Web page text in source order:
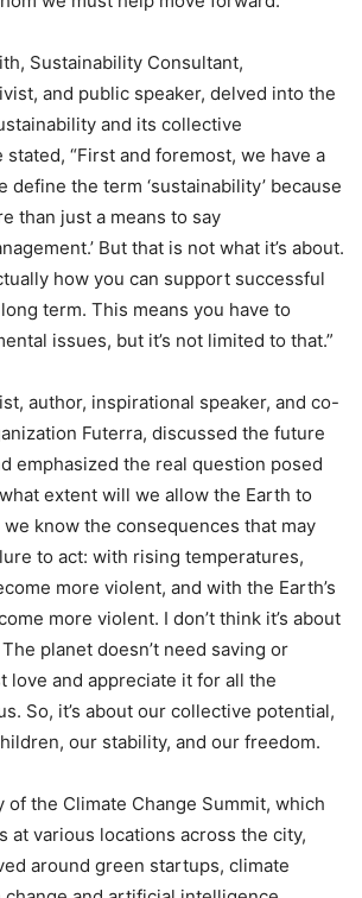
Sustainability Consultant,
and public speaker, delved into the
and its collective
“First and foremost, we have a
define the term ‘sustainability’ because
than just a means to say
But that is not what it’s about.
how you can support successful
term. This means you have to
issues, but it’s not limited to that.”
author, inspirational speaker, and co-
Futerra, discussed the future
emphasized the real question posed
extent will we allow the Earth to
know the consequences that may
to act: with rising temperatures,
more violent, and with the Earth’s
more violent. I don’t think it’s about
planet doesn’t need saving or
love and appreciate it for all the
So, it’s about our collective potential,
our stability, and our freedom.
of the Climate Change Summit, which
at various locations across the city,
around green startups, climate